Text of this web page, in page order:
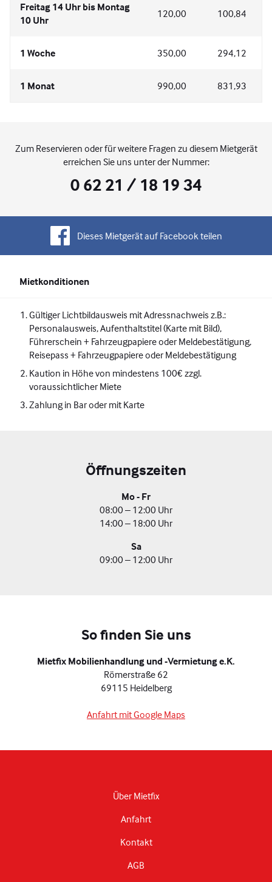
Freitag 14 Uhr bis Montag
10 Uhr
120,00 100,84
1 Woche 350,00 294,12
1 Monat 990,00 831,93
Zum Reservieren oder für weitere Fragen zu diesem Mietgerät
erreichen Sie uns unter der Nummer:
0 62 21 / 18 19 34
Dieses Mietgerät auf Facebook teilen
Mietkonditionen
Gültiger Lichtbildausweis mit Adressnachweis z.B.:
Personalausweis, Aufenthaltstitel (Karte mit Bild),
Führerschein + Fahrzeugpapiere oder Meldebestätigung,
Reisepass + Fahrzeugpapiere oder Meldebestätigung
Kaution in Höhe von mindestens 100€ zzgl.
voraussichtlicher Miete
Zahlung in Bar oder mit Karte
Öffnungszeiten
Mo - Fr
08:00 – 12:00 Uhr
14:00 – 18:00 Uhr
Sa
09:00 – 12:00 Uhr
So finden Sie uns
Mietfix Mobilienhandlung und -Vermietung e.K.
Römerstraße 62
69115 Heidelberg
Anfahrt mit Google Maps
Über Mietfix
Anfahrt
Kontakt
AGB